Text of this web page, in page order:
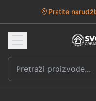
Pratite